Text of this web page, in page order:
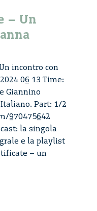
– Un
incontro con
06 13 Time:
Giannino
Part: 1/2
970475642
la singola
e la playlist
– un